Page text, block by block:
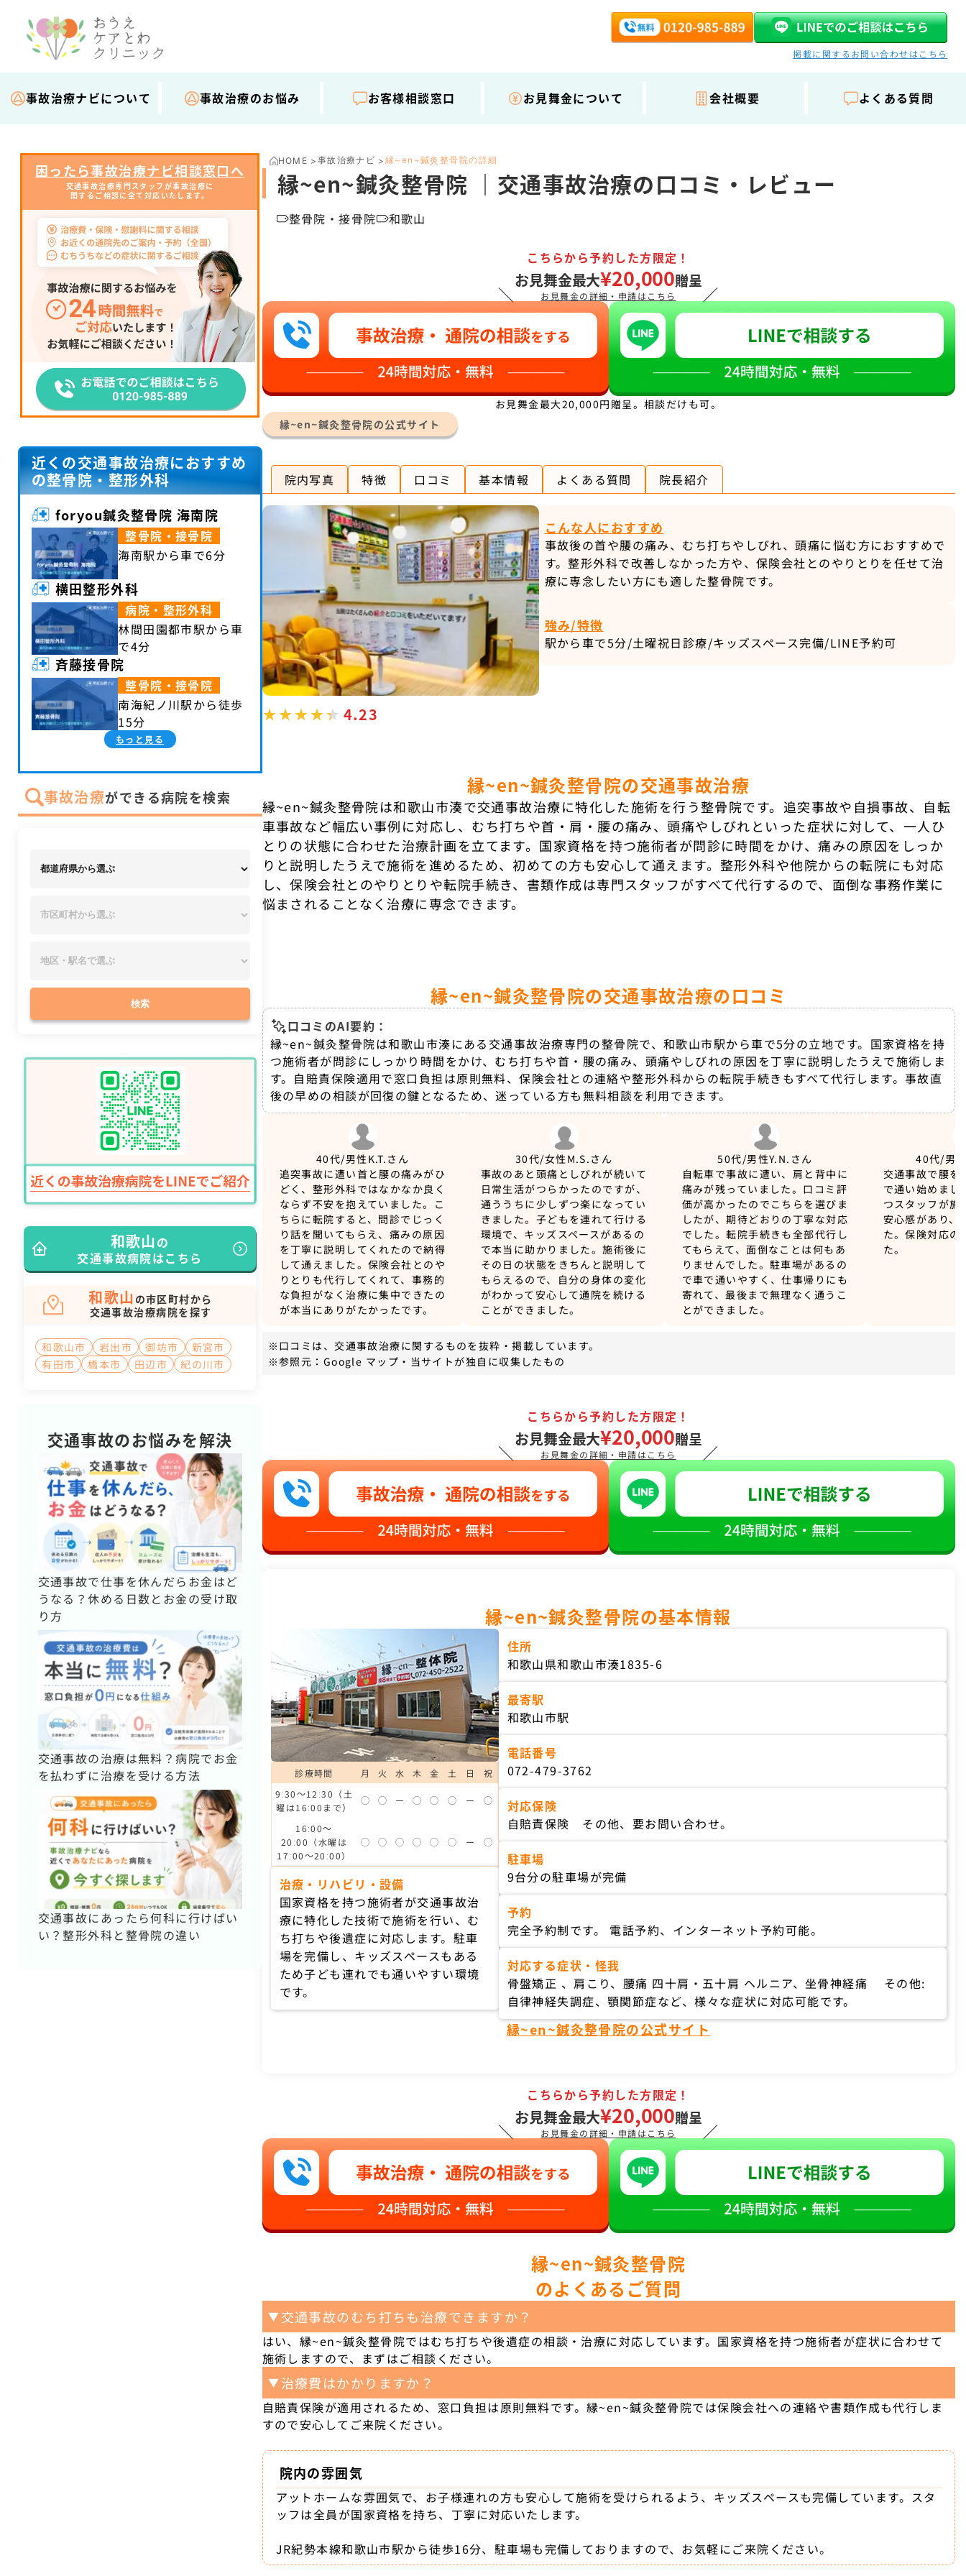
掲載に関するお問い合わせはこちら
事故治療ナビについて 事故治療のお悩み お客様相談窓口 お見舞金について 会社概要 よくある質問
HOME > 事故治療ナビ > 縁~en~鍼灸整骨院の詳細
縁~en~鍼灸整骨院 ｜交通事故治療の口コミ・レビュー
整骨院・接骨院 和歌山
＼
こちらから予約した方限定！
お見舞金最大¥20,000贈呈
お見舞金の詳細・申請はこちら ／
お見舞金最大20,000円贈呈。相談だけも可。
縁~en~鍼灸整骨院の公式サイト
院内写真 特徴 口コミ 基本情報 よくある質問 院長紹介
4.23
こんな人におすすめ
事故後の首や腰の痛み、むち打ちやしびれ、頭痛に悩む方におすすめで
す。整形外科で改善しなかった方や、保険会社とのやりとりを任せて治
療に専念したい方にも適した整骨院です。
強み/特徴
駅から車で5分/土曜祝日診療/キッズスペース完備/LINE予約可
縁~en~鍼灸整骨院の交通事故治療
縁~en~鍼灸整骨院は和歌山市湊で交通事故治療に特化した施術を行う整骨院です。追突事故や自損事故、自転
車事故など幅広い事例に対応し、むち打ちや首・肩・腰の痛み、頭痛やしびれといった症状に対して、一人ひ
とりの状態に合わせた治療計画を立てます。国家資格を持つ施術者が問診に時間をかけ、痛みの原因をしっか
りと説明したうえで施術を進めるため、初めての方も安心して通えます。整形外科や他院からの転院にも対応
し、保険会社とのやりとりや転院手続き、書類作成は専門スタッフがすべて代行するので、面倒な事務作業に
悩まされることなく治療に専念できます。
縁~en~鍼灸整骨院の交通事故治療の口コミ
口コミのAI要約：
縁~en~鍼灸整骨院は和歌山市湊にある交通事故治療専門の整骨院で、和歌山市駅から車で5分の立地です。国家資格を持
つ施術者が問診にしっかり時間をかけ、むち打ちや首・腰の痛み、頭痛やしびれの原因を丁寧に説明したうえで施術しま
す。自賠責保険適用で窓口負担は原則無料、保険会社との連絡や整形外科からの転院手続きもすべて代行します。事故直
後の早めの相談が回復の鍵となるため、迷っている方も無料相談を利用できます。
40代/男性K.T.さん
追突事故に遭い首と腰の痛みがひ
どく、整形外科ではなかなか良く
ならず不安を抱えていました。こ
ちらに転院すると、問診でじっく
り話を聞いてもらえ、痛みの原因
を丁寧に説明してくれたので納得
して通えました。保険会社とのや
りとりも代行してくれて、事務的
な負担がなく治療に集中できたの
が本当にありがたかったです。
30代/女性M.S.さん
事故のあと頭痛としびれが続いて
日常生活がつらかったのですが、
通ううちに少しずつ楽になってい
きました。子どもを連れて行ける
環境で、キッズスペースがあるの
で本当に助かりました。施術後に
その日の状態をきちんと説明して
もらえるので、自分の身体の変化
がわかって安心して通院を続ける
ことができました。
50代/男性Y.N.さん
自転車で事故に遭い、肩と背中に
痛みが残っていました。口コミ評
価が高かったのでこちらを選びま
したが、期待どおりの丁寧な対応
でした。転院手続きも全部代行し
てもらえて、面倒なことは何もあ
りませんでした。駐車場があるの
で車で通いやすく、仕事帰りにも
寄れて、最後まで無理なく通うこ
とができました。
40代/男
交通事故で腰を
で通い始めまし
つスタッフが施
安心感があり、
た。保険対応の
た。
※口コミは、交通事故治療に関するものを抜粋・掲載しています。
※参照元：Google マップ・当サイトが独自に収集したもの
＼
こちらから予約した方限定！
お見舞金最大¥20,000贈呈
お見舞金の詳細・申請はこちら ／
縁~en~鍼灸整骨院の基本情報
診療時間 月 火 水 木 金 土 日
祝
9ː30～12ː30（土
曜は16ː00まで）
◯ ◯ ー ◯ ◯ ◯ ー ◯
16ː00～
20ː00（水曜は
17ː00～20ː00）
◯ ◯ ◯ ◯ ◯ ◯ ー ◯
治療・リハビリ・設備
国家資格を持つ施術者が交通事故治
療に特化した技術で施術を行い、む
ち打ちや後遺症に対応します。駐車
場を完備し、キッズスペースもある
ため子ども連れでも通いやすい環境
です。
住所
和歌山県和歌山市湊1835-6
最寄駅
和歌山市駅
電話番号
072-479-3762
対応保険
自賠責保険 その他、要お問い合わせ。
駐車場
9台分の駐車場が完備
予約
完全予約制です。 電話予約、インターネット予約可能。
対応する症状・怪我
骨盤矯正 、肩こり、腰痛 四十肩・五十肩 ヘルニア、坐骨神経痛 その他:
自律神経失調症、顎関節症など、様々な症状に対応可能です。
縁~en~鍼灸整骨院の公式サイト
＼
こちらから予約した方限定！
お見舞金最大¥20,000贈呈
お見舞金の詳細・申請はこちら ／
縁~en~鍼灸整骨院
のよくあるご質問
▼ 交通事故のむち打ちも治療できますか？
はい、縁~en~鍼灸整骨院ではむち打ちや後遺症の相談・治療に対応しています。国家資格を持つ施術者が症状に合わせて
施術しますので、まずはご相談ください。
▼ 治療費はかかりますか？
自賠責保険が適用されるため、窓口負担は原則無料です。縁~en~鍼灸整骨院では保険会社への連絡や書類作成も代行しま
すので安心してご来院ください。
院内の雰囲気
アットホームな雰囲気で、お子様連れの方も安心して施術を受けられるよう、キッズスペースも完備しています。スタ
ッフは全員が国家資格を持ち、丁寧に対応いたします。
JR紀勢本線和歌山市駅から徒歩16分、駐車場も完備しておりますので、お気軽にご来院ください。
困ったら事故治療ナビ相談窓口へ
交通事故治療専門スタッフが事故治療に
関するご相談に全て対応いたします。
近くの交通事故治療におすすめ
の整骨院・整形外科
foryou鍼灸整骨院 海南院
整骨院・接骨院
海南駅から車で6分
横田整形外科
病院・整形外科
林間田園都市駅から車
で4分
斉藤接骨院
整骨院・接骨院
南海紀ノ川駅から徒歩
15分
もっと見る
事故治療ができる病院を検索
検索
和歌山の
交通事故病院はこちら
和歌山 の市区町村から
交通事故治療病院を探す
和歌山市 岩出市 御坊市
新宮市
有田市
橋本市 田辺市 紀の川市
交通事故のお悩みを解決
交通事故で仕事を休んだらお金はど
うなる？休める日数とお金の受け取
り方
交通事故の治療は無料？病院でお金
を払わずに治療を受ける方法
交通事故にあったら何科に行けばい
い？整形外科と整骨院の違い